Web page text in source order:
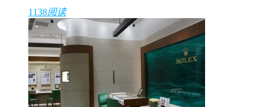
1138阅读